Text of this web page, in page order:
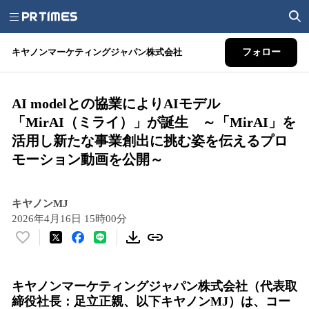
キヤノンマーケティングジャパン株式会社 フォロー
AI modelとの協業によりAIモデル
「MirAI（ミライ）」が誕生 ～「MirAI」を
活用し新たな事業創出に挑む姿を伝えるプロ
モーション動画を公開～
キヤノンMJ
2026年4月16日 15時00分
い
！
数
キヤノンマーケティングジャパン株式会社（代表取
締役社長：足立正親、以下キヤノンMJ）は、コー